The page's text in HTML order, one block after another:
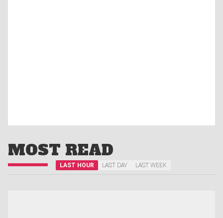
MOST READ
LAST HOUR LAST DAY LAST WEEK